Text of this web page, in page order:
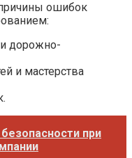
ошибок
дорожно-
и мастерства
при